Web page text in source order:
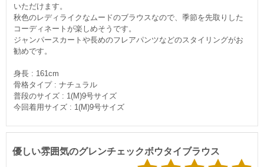
いただけます。
秋色のレディライクなムードのブラウスなので、季節を先取りした
コーディネートが楽しめそうです。
ジャンパースカートや長めのフレアパンツなどのスタイリングがお
勧めです。
身長 : 161cm
骨格タイプ : ナチュラル
普段のサイズ : 1(M)9号サイズ
今回着用サイズ : 1(M)9号サイズ
優しい雰囲気のグレンチェックボウタイブラウス